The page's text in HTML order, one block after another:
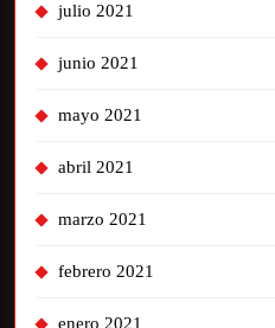
julio 2021
junio 2021
mayo 2021
abril 2021
marzo 2021
febrero 2021
enero 2021